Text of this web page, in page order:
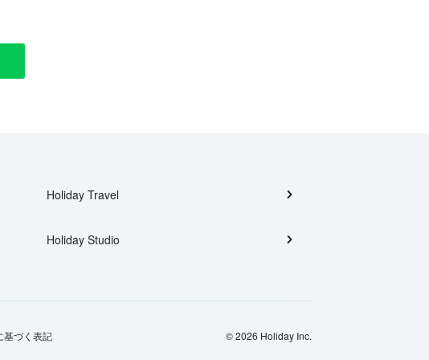
Holiday Travel
Holiday Studio
基づく表記 © 2026 Holiday Inc.